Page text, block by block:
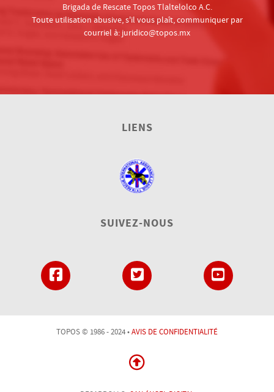
Brigada de Rescate Topos Tlaltelolco A.C.
Toute utilisation abusive, s'il vous plaît, communiquer par
courriel à: juridico@topos.mx
LIENS
SUIVEZ-NOUS
TOPOS © 1986 - 2024 • AVIS DE CONFIDENTIALITÉ